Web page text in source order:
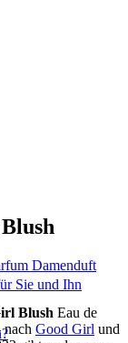
Sie und Ihn
Blush Eau de
nach Good Girl und